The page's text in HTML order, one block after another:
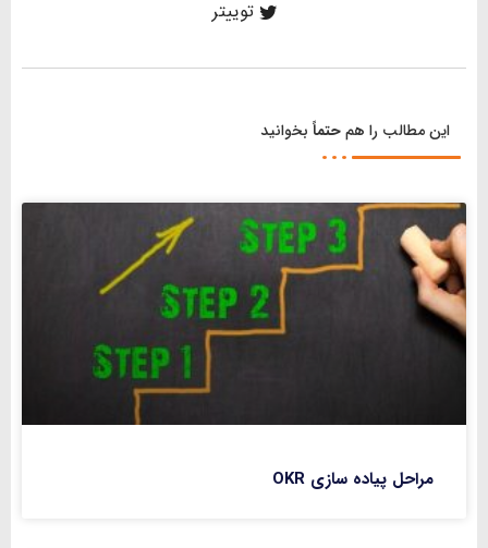
توییتر
این مطالب را همحتماً بخوانید
مراحل پیاده‌ سازی OKR